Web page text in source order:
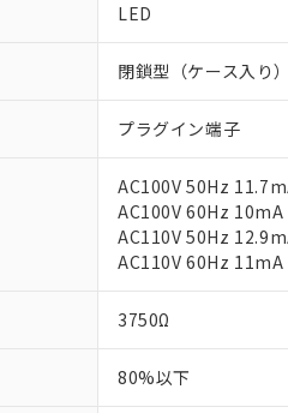
LED
閉鎖型（ケース入り）
プラグイン端子
AC100V 50Hz
AC100V 60Hz 10mA
AC110V 50Hz
AC110V 60Hz 11mA
3750Ω
80%以下